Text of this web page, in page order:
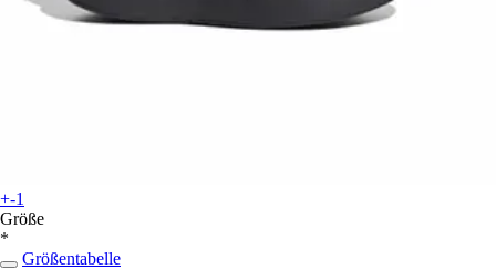
+-1
Größe
*
Größentabelle